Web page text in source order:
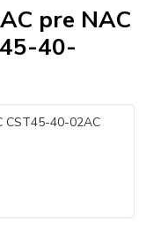
pre NAC
40-